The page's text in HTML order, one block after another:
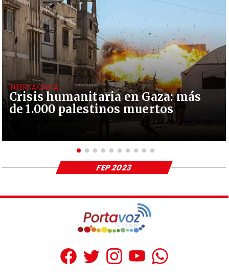
Crisis humanitaria en Gaza: más
de 1.000 palestinos muertos
INTERNACIONAL
FEP 2023